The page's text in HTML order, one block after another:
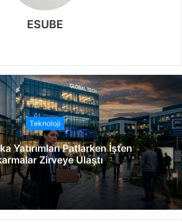
ESUBE
b
s
i
t
e
s
i
Teknoloji
Yatırımları Patlarken İşten
Zirveye Ulaştı